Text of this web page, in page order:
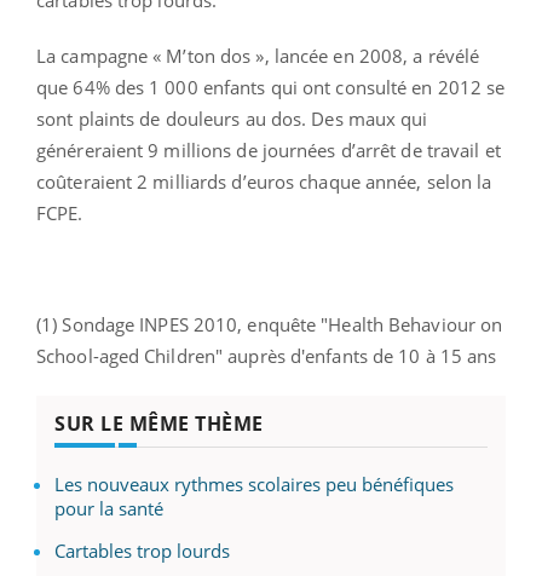
La campagne « M’ton dos », lancée en 2008, a révélé
que 64% des 1 000 enfants qui ont consulté en 2012 se
sont plaints de douleurs au dos. Des maux qui
généreraient 9 millions de journées d’arrêt de travail et
coûteraient 2 milliards d’euros chaque année, selon la
FCPE.
(1) Sondage INPES 2010, enquête "Health Behaviour on
School-aged Children" auprès d'enfants de 10 à 15 ans
SUR LE MÊME THÈME
Les nouveaux rythmes scolaires peu bénéfiques
pour la santé
Cartables trop lourds